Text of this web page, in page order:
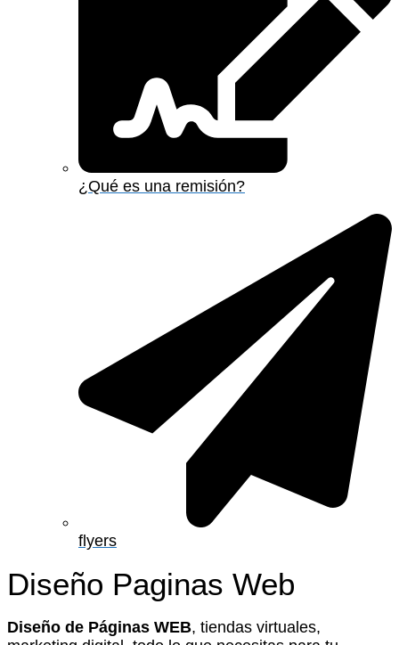
¿Qué es una remisión?
flyers
Diseño Paginas Web
Diseño de Páginas WEB, tiendas virtuales,